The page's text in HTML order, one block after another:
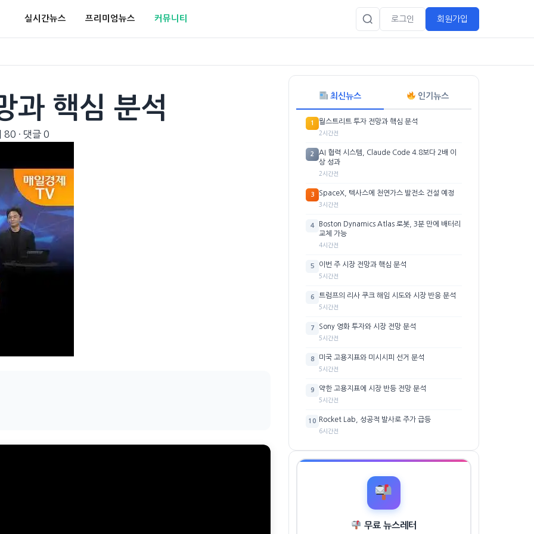
실시간뉴스 프리미엄뉴스 커뮤니티 로그인 회원가입
과 핵심 분석
80 · 댓글 0
최신뉴스 인기뉴스
1 월스트리트 투자 전망과 핵심 분석
2시간전
2
AI 협력 시스템, Claude Code 4.8보다 2배 이
상 성과
2시간전
3 SpaceX, 텍사스에 천연가스 발전소 건설 예정
3시간전
4
Boston Dynamics Atlas 로봇, 3분 만에 배터리
교체 가능
4시간전
5 이번 주 시장 전망과 핵심 분석
5시간전
6 트럼프의 리사 쿠크 해임 시도와 시장 반응 분석
5시간전
7 Sony 영화 투자와 시장 전망 분석
5시간전
8 미국 고용지표와 미시시피 선거 분석
5시간전
9 약한 고용지표에 시장 반등 전망 분석
5시간전
10 Rocket Lab, 성공적 발사로 주가 급등
6시간전
무료 뉴스레터